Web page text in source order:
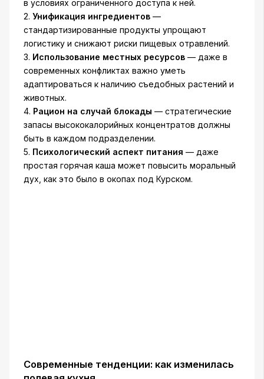
в условиях ограниченного доступа к ней.
2. Унификация ингредиентов—
стандартизированные продукты упрощают
логистику и снижают риски пищевых отравлений.
3. Использование местных ресурсов— даже в
современных конфликтах важно уметь
адаптироваться к наличию съедобных растений и
животных.
4. Рацион на случай блокады — стратегические
запасы высококалорийных концентратов должны
быть в каждом подразделении.
5. Психологический аспект питания — даже
простая горячая каша может повысить моральный
дух, как это было в окопах под Курском.
Современные тенденции: как изменилась